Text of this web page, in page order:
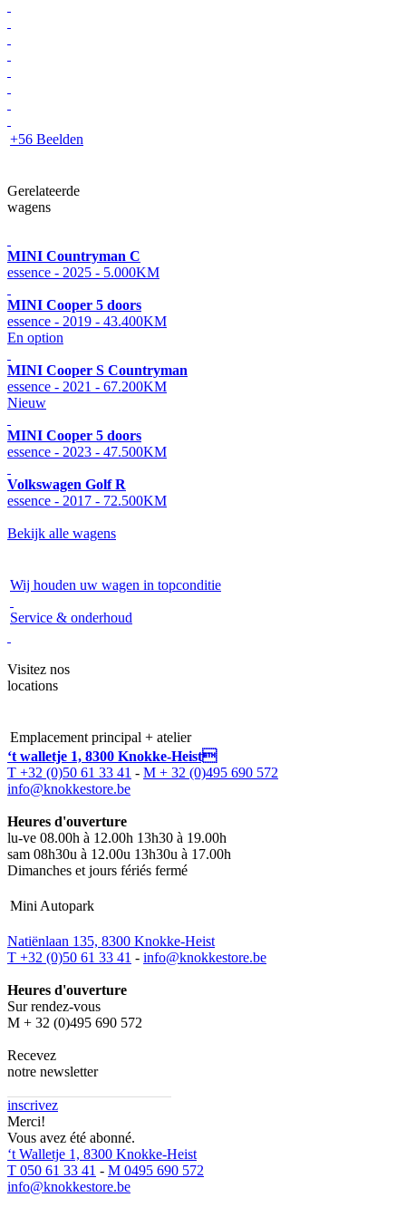
+56 Beelden
Gerelateerde
wagens
MINI Countryman C
essence - 2025 - 5.000KM
MINI Cooper 5 doors
essence - 2019 - 43.400KM
En option
MINI Cooper S Countryman
essence - 2021 - 67.200KM
Nieuw
MINI Cooper 5 doors
essence - 2023 - 47.500KM
Volkswagen Golf R
essence - 2017 - 72.500KM
Bekijk alle wagens
Wij houden uw wagen in topconditie
Service & onderhoud
Visitez nos
locations
Emplacement principal + atelier
‘t walletje 1, 8300 Knokke-Heist
T +32 (0)50 61 33 41 - M + 32 (0)495 690 572
info@knokkestore.be
Heures d'ouverture
lu-ve 08.00h à 12.00h 13h30 à 19.00h
sam 08h30u à 12.00u 13h30u à 17.00h
Dimanches et jours fériés fermé
Mini Autopark
Natiënlaan 135, 8300 Knokke-Heist
T +32 (0)50 61 33 41 - info@knokkestore.be
Heures d'ouverture
Sur rendez-vous
M + 32 (0)495 690 572
Recevez
notre newsletter
inscrivez
Merci!
Vous avez été abonné.
‘t Walletje 1, 8300 Knokke-Heist
T 050 61 33 41 - M 0495 690 572
info@knokkestore.be